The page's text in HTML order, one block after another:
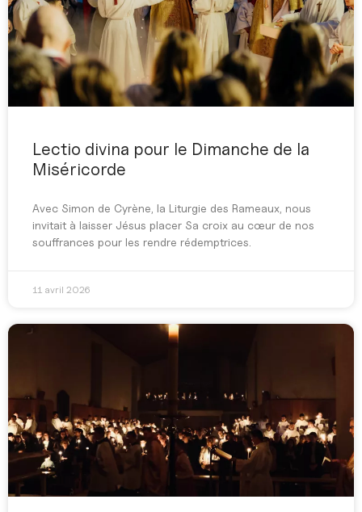
Lectio divina pour le Dimanche de la
Miséricorde
Avec Simon de Cyrène, la Liturgie des Rameaux, nous
invitait à laisser Jésus placer Sa croix au cœur de nos
souffrances pour les rendre rédemptrices.
11 avril 2026